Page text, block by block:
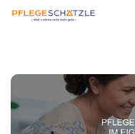
springen